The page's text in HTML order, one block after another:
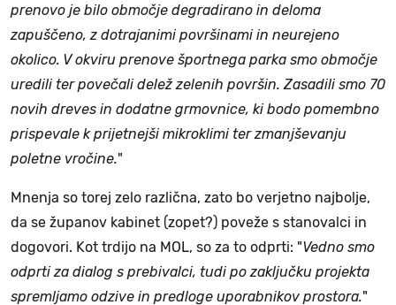
prenovo je bilo območje degradirano in deloma
zapuščeno, z dotrajanimi površinami in neurejeno
okolico. V okviru prenove športnega parka smo območje
uredili ter povečali delež zelenih površin. Zasadili smo 70
novih dreves in dodatne grmovnice, ki bodo pomembno
prispevale k prijetnejši mikroklimi ter zmanjševanju
poletne vročine."
Mnenja so torej zelo različna, zato bo verjetno najbolje,
da se županov kabinet (zopet?) poveže s stanovalci in
dogovori. Kot trdijo na MOL, so za to odprti: "Vedno smo
odprti za dialog s prebivalci, tudi po zaključku projekta
spremljamo odzive in predloge uporabnikov prostora."